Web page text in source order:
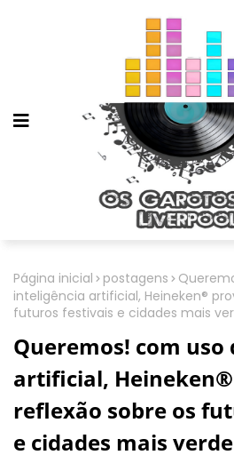
Página inicial postagens
inteligência artificial, Heineken®
futuros festivais e cidades mais
Queremos! com
artificial,
reflexão sobre os
e cidades mais